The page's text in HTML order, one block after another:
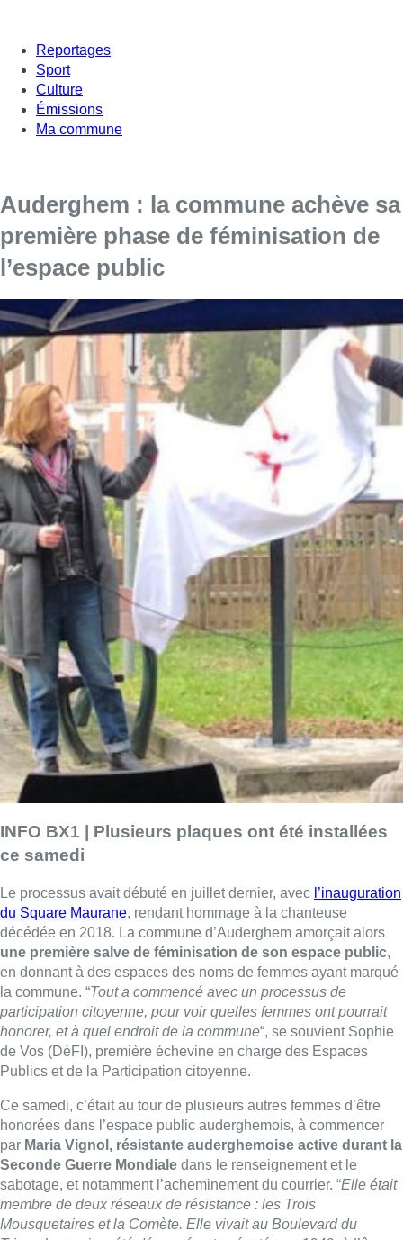
Reportages
Sport
Culture
Émissions
Ma commune
Auderghem : la commune achève sa
première phase de féminisation de
l’espace public
INFO BX1 | Plusieurs plaques ont été installées
ce samedi
Le processus avait débuté en juillet dernier, avec l’inauguration
du Square Maurane, rendant hommage à la chanteuse
décédée en 2018. La commune d’Auderghem amorçait alors
une première salve de féminisation de son espace public,
en donnant à des espaces des noms de femmes ayant marqué
la commune. “Tout a commencé avec un processus de
participation citoyenne, pour voir quelles femmes ont pourrait
honorer, et à quel endroit de la commune“, se souvient Sophie
de Vos (DéFI), première échevine en charge des Espaces
Publics et de la Participation citoyenne.
Ce samedi, c’était au tour de plusieurs autres femmes d’être
honorées dans l’espace public auderghemois, à commencer
par Maria Vignol, résistante auderghemoise active durant la
Seconde Guerre Mondiale dans le renseignement et le
sabotage, et notamment l’acheminement du courrier. “Elle était
membre de deux réseaux de résistance : les Trois
Mousquetaires et la Comète. Elle vivait au Boulevard du